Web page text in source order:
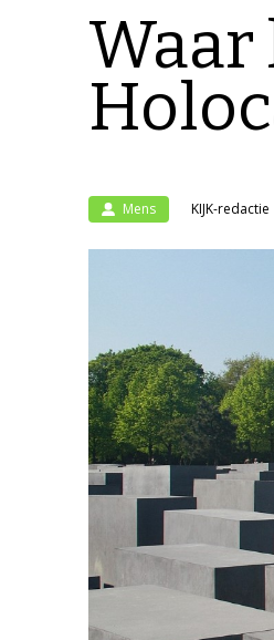
Waar
Mens KIJK-redactie